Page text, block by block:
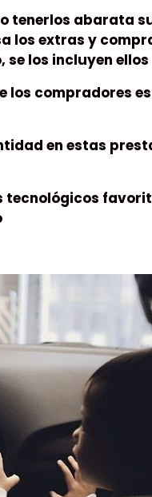
tenerlos abarata
los extras y
los incluyen
los compradores
en estas
tecnológicos